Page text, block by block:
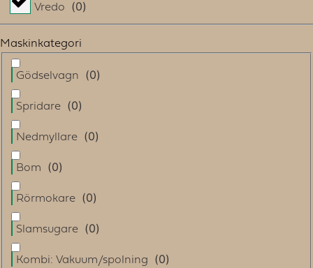
Vredo (0)
Maskinkategori
Gödselvagn (0)
Spridare (0)
Nedmyllare (0)
Bom (0)
Rörmokare (0)
Slamsugare (0)
Kombi: Vakuum/spolning (0)